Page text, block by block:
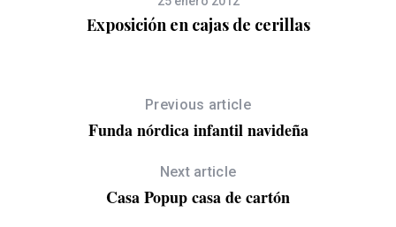
Exposición en cajas de cerillas
Previous article
Funda nórdica infantil navideña
Next article
Casa Popup casa de cartón